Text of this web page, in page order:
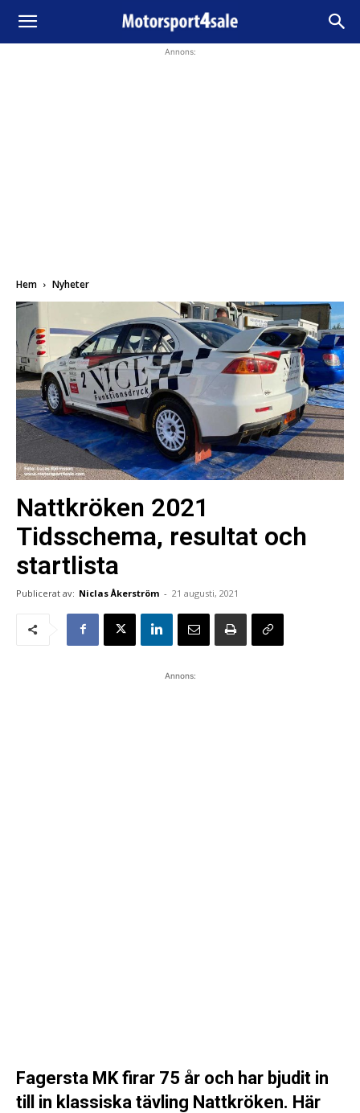
Annons:
Hem Nyheter
Nattkröken 2021
Tidsschema, resultat och
startlista
Publicerat av: Niclas Åkerström - 21 augusti, 2021
Annons:
Fagersta MK firar 75 år och har bjudit in
till in klassiska tävling Nattkröken. Här